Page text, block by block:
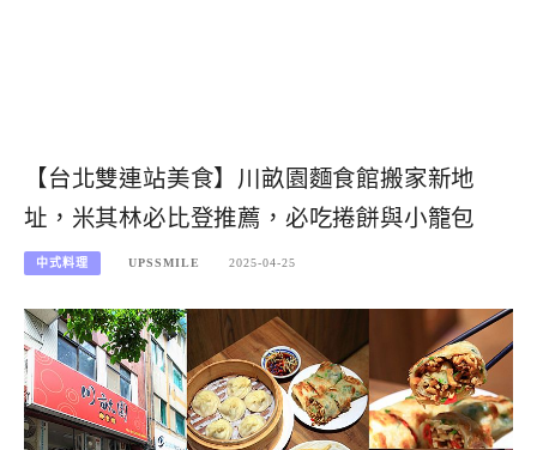
【台北雙連站美食】川畝園麵食館搬家新地
址，米其林必比登推薦，必吃捲餅與小籠包
中式料理 UPSSMILE 2025-04-25